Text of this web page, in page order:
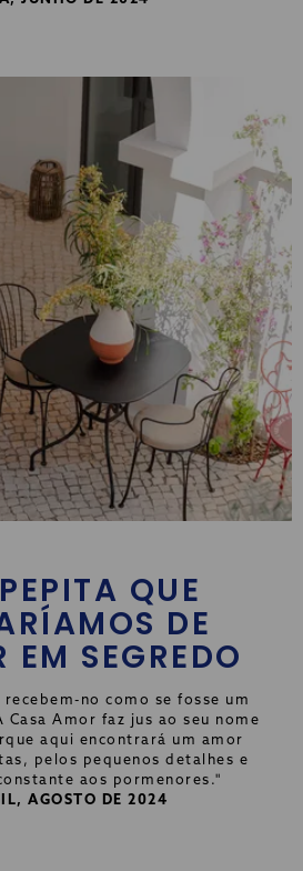
QUE
DE
EM SEGREDO
recebem-no como se fosse um
Amor faz jus ao seu nome
aqui encontrará um amor
pelos pequenos detalhes e
aos pormenores."
AGOSTO DE 2024